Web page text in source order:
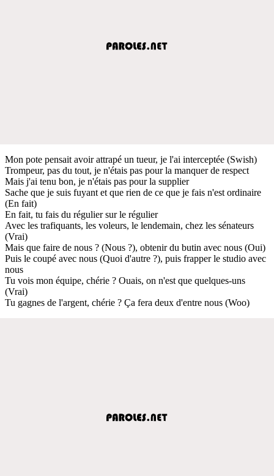
Mon pote pensait avoir attrapé un tueur, je l'ai interceptée (Swish)
Trompeur, pas du tout, je n'étais pas pour la manquer de respect
Mais j'ai tenu bon, je n'étais pas pour la supplier
Sache que je suis fuyant et que rien de ce que je fais n'est ordinaire
(En fait)
En fait, tu fais du régulier sur le régulier
Avec les trafiquants, les voleurs, le lendemain, chez les sénateurs
(Vrai)
Mais que faire de nous ? (Nous ?), obtenir du butin avec nous (Oui)
Puis le coupé avec nous (Quoi d'autre ?), puis frapper le studio avec
nous
Tu vois mon équipe, chérie ? Ouais, on n'est que quelques-uns
(Vrai)
Tu gagnes de l'argent, chérie ? Ça fera deux d'entre nous (Woo)